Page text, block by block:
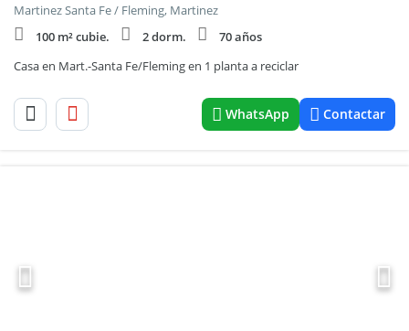
Martinez Santa Fe / Fleming, Martinez
100 m² cubie.
2 dorm.
70 años
Casa en Mart.-Santa Fe/Fleming en 1 planta a reciclar
WhatsApp Contactar